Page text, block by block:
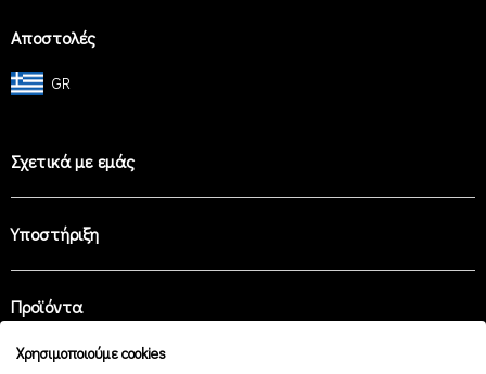
Αποστολές
GR
Σχετικά με εμάς
Υποστήριξη
Προϊόντα
Χρησιμοποιούμε cookies